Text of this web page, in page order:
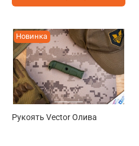
Новинка
Рукоять Vector Олива